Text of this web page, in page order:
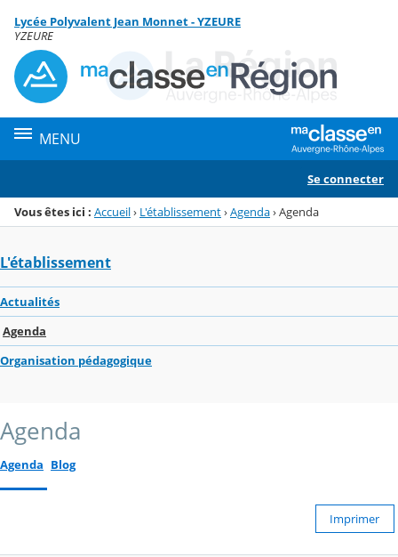
Menu de la rubrique
Contenu
Lycée Polyvalent Jean Monnet - YZEURE
YZEURE
MENU
Se connecter
Vous êtes ici : Accueil› L'établissement›Agenda›Agenda
L'établissement
Actualités
Agenda
Organisation pédagogique
Agenda
Agenda Blog
Imprimer